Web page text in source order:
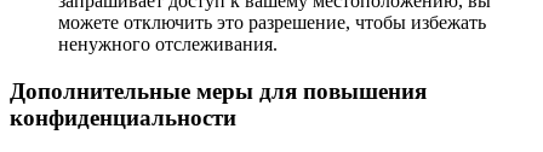
можете отключить это разрешение, чтобы избежать
ненужного отслеживания.
Дополнительные меры для повышения
конфиденциальности